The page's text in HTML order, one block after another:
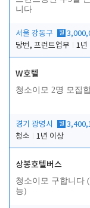
니다
서울 강동구 월
당번, 프런트업무
1년
W호텔
청소이모 2명 모집
경기 광명시 월
청소
1년 이상
상봉호텔버스
청소이모 구합니다
능)